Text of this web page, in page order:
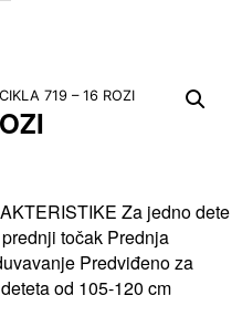
719 – 16 ROZI
Za jedno dete
točak Prednja
Predviđeno za
od 105-120 cm